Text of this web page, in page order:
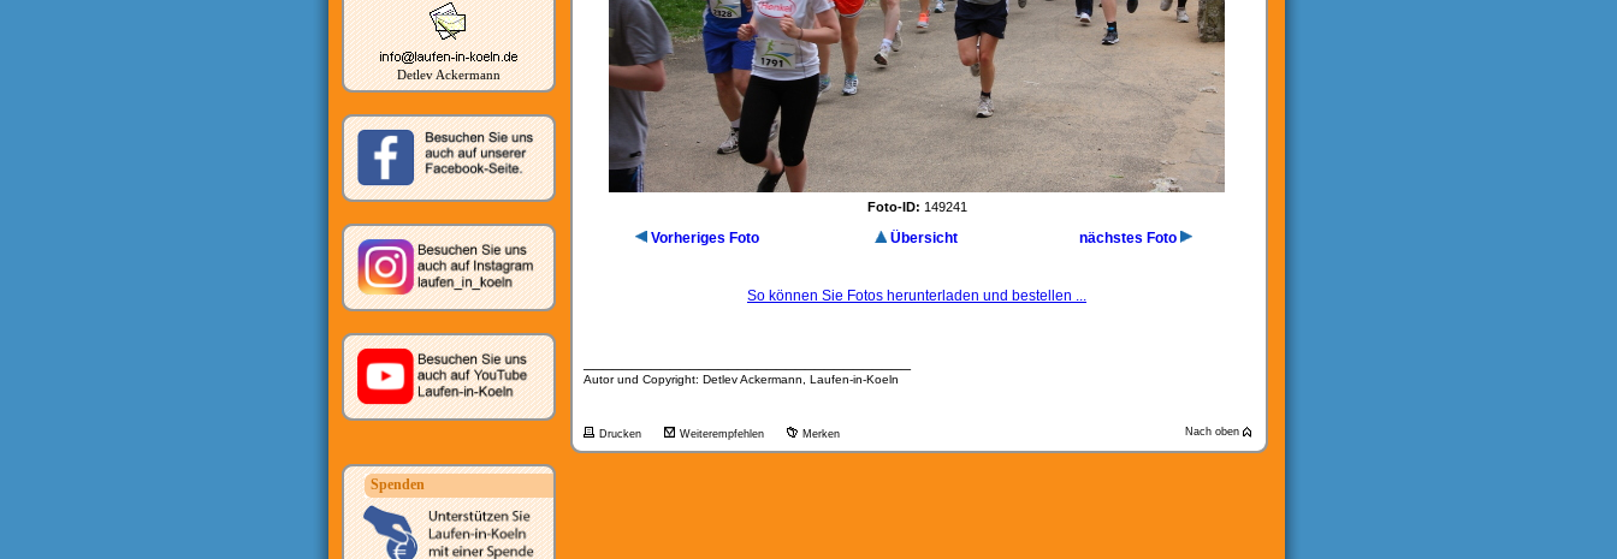
Detlev Ackermann
Spenden
Foto-ID: 149241
Vorheriges Foto Übersicht nächstes Foto
So können Sie Fotos herunterladen und bestellen ...
Autor und Copyright: Detlev Ackermann, Laufen-in-Koeln
Drucken Weiterempfehlen Merken Nach oben